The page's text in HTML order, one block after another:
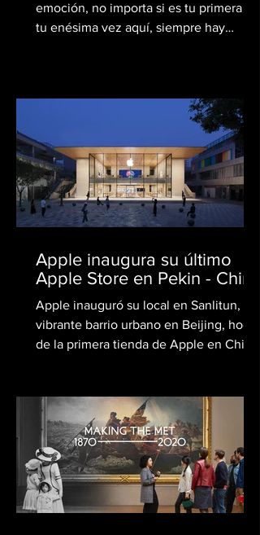
emoción, no importa si es tu primera o
tu enésima vez aquí, siempre hay
Apple inaugura su último
Apple Store en Pekin - China
Apple inauguró su local en Sanlitun, un
vibrante barrio urbano en Beijing, hogar
de la primera tienda de Apple en China